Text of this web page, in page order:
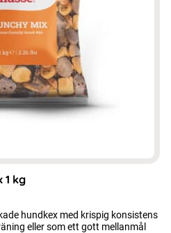
1 kg
hundkex med krispig konsistens
eller som ett gott mellanmål